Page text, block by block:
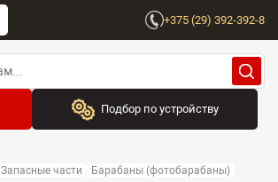
+375 (29) 392-392-8
Подбор по устройству
Выберите бренд
Запасные части Барабаны (фотобарабаны)